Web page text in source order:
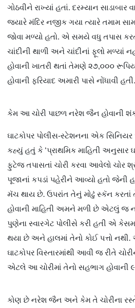
ગોઠવીને રાખ્યાં હતાં. દરમ્યાન
જ્યારે મંદિર નજીક ગયા ત્યારે તમામ
જોવા મળ્યો હતો. એ સમયે વધુ તપાસ
ચાંદીની થાળી અને ચાંદીનાં ફૂલો મળ્યાં
હોવાની ખાતરી થતાં તેમણે ૨૭,૦૦૦
હોવાની ફરિયાદ અમારી પાસે નોંધાવી
કેમ આ ચોરી પાછળ નરેશ જૈન હોવાની
ઘાટકોપર પોલીસ-સ્ટેશનના એક સિનિયર
કહ્યું હતું કે ‘પ્રાથમિક માહિતી અનુસાર
ફુટેજ તપાસતાં ચોરી કરવા આવેલો ચોર
પૂજાનાં કપડાં પહેરીને આવ્યો હતો જેની
મૅચ થાય છે. ઉપરાંત તેનું મોઢું સ્કૅન
હોવાની માહિતી અમને મળી છે એટલું જ
પુણેના સ્વારગેટ પોલીસે કરી હતી એ
થયા છે અને હાલમાં તેનો કોઈ પત્તો
ઘાટકોપર વિસ્તારમાંથી આવી જ રીતે
એટલે આ ચોરીમાં તેનો સહભાગ હોવાની
કોણ છે નરેશ જૈન અને કેમ તે ચોરીના